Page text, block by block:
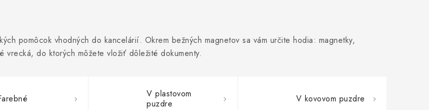
pomôcok vhodných do kancelárií. Okrem bežných magnetov sa vám určite hodia: magnetky,
vrecká, do ktorých môžete vložiť dôležité dokumenty.
V plastovom
puzdre
V kovovom puzdre